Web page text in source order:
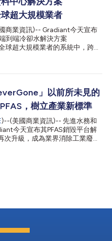
同重大利益計畫」(IPCEI)在內的
半導體供應鏈，並提高仰賴先進
公釐晶圓生產而建，將製造
產品。這些元件對於AI資料中
網和工業應用至關重要。
超純水和水回收系統。這些解決
超大規模業者
商業資訊)-- Gradiant今天宣布
到端冷卻水解決方案
超大規模業者的系統中，跨主
代設施需要的電力與冷卻水大
8萬人的城市。 資料中心在許多
土地供給狀況，取得用水、通過
大問題。雖然計算與能源系統臻
業者被迫管理多家供應商與分散
拖累佈署的腳步。 HyperSolved
一合作夥伴全程整合從水源到排
超大規模環境而打造，減少複雜
」以前所未見的
，樹立產業新標準
)--(美國商業資訊)-- 先進水務和
今天宣布其PFAS銷毀平台解
升級，成為業界消除工業廢水
污染化學物質，包括過去的技術
與顆粒活性碳 (GAC)、離子交
後處置」手法不同，它完全消
尺的處理成本僅有0.10–0.20美
界新標準。這套系統的主要運作
m³，可將成本最小化，同時